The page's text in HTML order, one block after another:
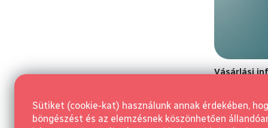
Sütiket (cookie-kat) használunk annak érdekében,
böngészést és az elemzésnek köszönhetően
Vásárlási
Szerződéstől